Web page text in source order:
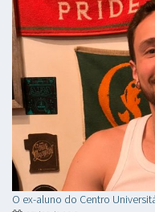
O ex-aluno do Centro